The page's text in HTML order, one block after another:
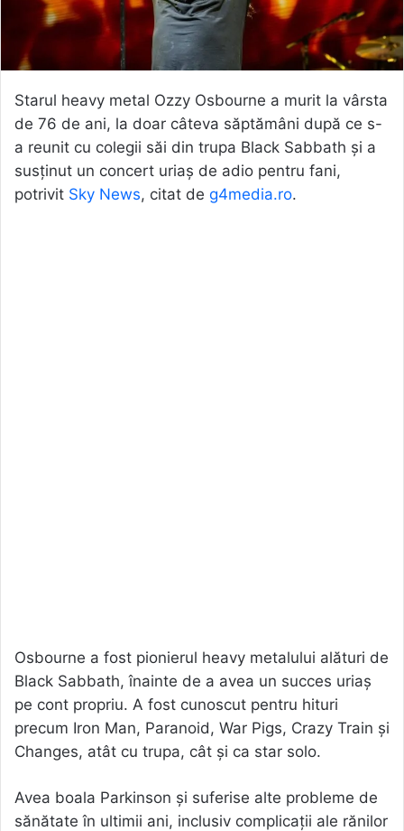
Starul heavy metal Ozzy Osbourne a murit la vârsta
de 76 de ani, la doar câteva săptămâni după ce s-
a reunit cu colegii săi din trupa Black Sabbath și a
susținut un concert uriaș de adio pentru fani,
potrivit Sky News, citat de g4media.ro.
Osbourne a fost pionierul heavy metalului alături de
Black Sabbath, înainte de a avea un succes uriaș
pe cont propriu. A fost cunoscut pentru hituri
precum Iron Man, Paranoid, War Pigs, Crazy Train și
Changes, atât cu trupa, cât și ca star solo.
Avea boala Parkinson și suferise alte probleme de
sănătate în ultimii ani, inclusiv complicații ale rănilor